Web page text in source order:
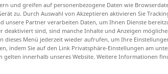
und greifen auf personenbezogene Daten wie
zu. Durch Auswahl von Akzeptieren aktivieren Sie
unsere Partner verarbeiten Daten, um Ihnen Dienste
deaktiviert sind, sind manche Inhalte und Anzeigen
dieses Menü jederzeit wieder aufrufen, um Ihre
indem Sie auf den Link Privatsphäre-Einstellungen am
gelten innerhalb unseres Website. Weitere Informationen